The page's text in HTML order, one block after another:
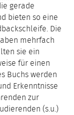
gerade
bieten so eine
Die
mehrfach
sie ein
für einen
Buchs werden
Erkenntnisse
zur
(s.u.)